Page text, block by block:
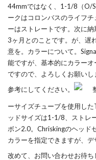
44mmではなく、1-1/8（O/
ークはコロンバスのライフ
ーはストレートです。次に
3ヶ月とのことです。が、遅
意を。カラーについて。
能ですが、基本的にカラー
ですので、よろしくお願いし
参考にしてください。
ーサイズチューブを使用し
ッドサイズは1-1/8、ストレ
ボン2.0。Chriskingのヘッド
カラーを指定できますが、デ
改めて、お問い合わせお待ち